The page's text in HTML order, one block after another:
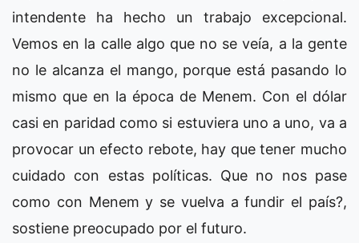
intendente ha hecho un trabajo excepcional.
Vemos en la calle algo que no se veía, a la gente
no le alcanza el mango, porque está pasando lo
mismo que en la época de Menem. Con el dólar
casi en paridad como si estuviera uno a uno, va a
provocar un efecto rebote, hay que tener mucho
cuidado con estas políticas. Que no nos pase
como con Menem y se vuelva a fundir el país?,
sostiene preocupado por el futuro.